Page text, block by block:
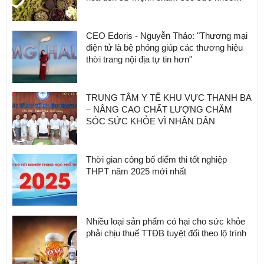
CEO Edoris - Nguyễn Thảo: "Thương mại
điện tử là bệ phóng giúp các thương hiệu
thời trang nội địa tự tin hơn"
TRUNG TÂM Y TẾ KHU VỰC THANH BA
– NÂNG CAO CHẤT LƯỢNG CHĂM
SÓC SỨC KHỎE VÌ NHÂN DÂN
Thời gian công bố điểm thi tốt nghiệp
THPT năm 2025 mới nhất
Nhiều loại sản phẩm có hại cho sức khỏe
phải chịu thuế TTĐB tuyệt đối theo lộ trình